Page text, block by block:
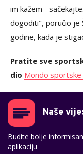
im kažem -
dogoditi", poručio je
godine, kada je
Pratite sve
dio Mondo sportske
Naše
Budite bolje
aplikaciju